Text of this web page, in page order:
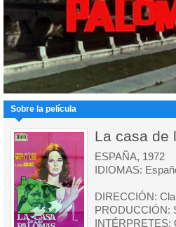
Sobre la película
La casa de
ESPAÑA, 1972
IDIOMAS:
DIRECCIÓN:
PRODUCCIÓN: